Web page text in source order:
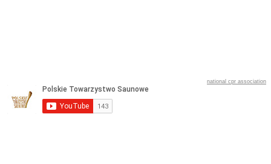
national cpr association